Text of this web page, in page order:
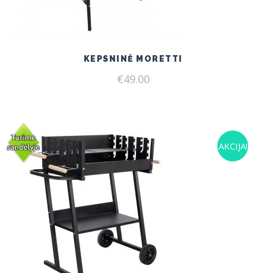
KEPSNINĖ MORETTI
€49.00
AKCIJA!